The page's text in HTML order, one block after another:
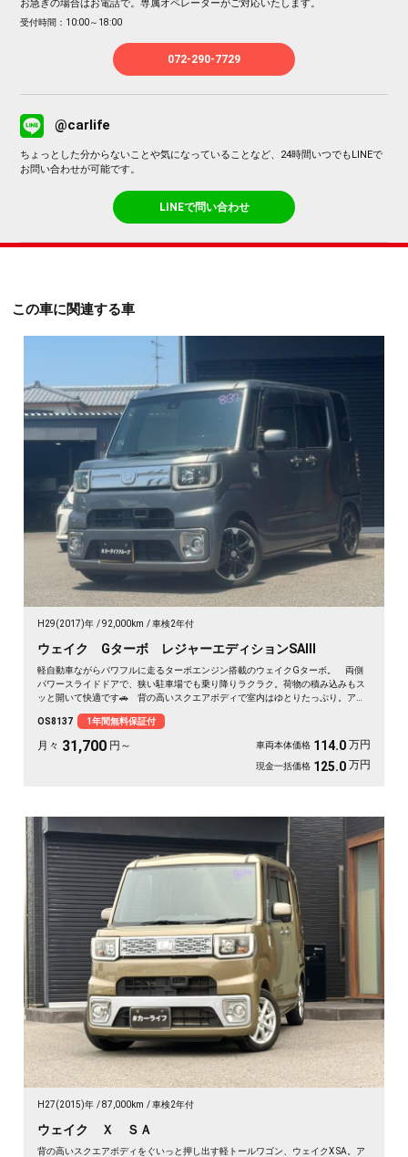
お急ぎの場合はお電話で。専属オペレーターがご対応いたします。
受付時間：10:00～18:00
072-290-7729
@carlife
ちょっとした分からないことや気になっていることなど、24時間いつでもLINEで
お問い合わせが可能です。
LINEで問い合わせ
この車に関連する車
H29(2017)年 92,000km 車検2年付
ウェイク Gターボ レジャーエディションSAⅢ
軽自動車ながらパワフルに走るターボエンジン搭載のウェイクGターボ。 両側
パワースライドドアで、狭い駐車場でも乗り降りラクラク。荷物の積み込みもス
ッと開いて快適です🚗 背の高いスクエアボディで室内はゆとりたっぷり。アウ
で、遠出のドライブも退屈しません🎵 バックカメラで駐車も安心✌️ 趣味も遊
びも広がる一台。《1年保証付》で安心のカーライフを💎
OS8137 1年間無料保証付
月々 31,700 円～ 車両本体価格 114.0 万円
現金一括価格 125.0 万円
H27(2015)年 87,000km 車検2年付
ウェイク Ｘ ＳＡ
背の高いスクエアボディをぐいっと押し出す軽トールワゴン、ウェイクX SA。ア